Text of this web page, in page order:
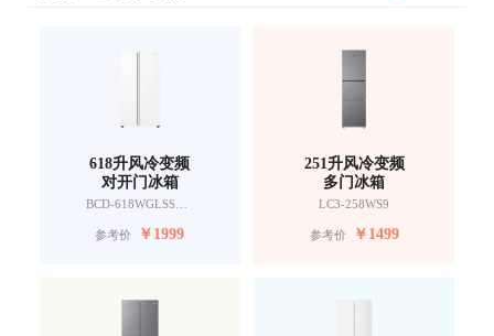
618升风冷变频
对开门冰箱
BCD-618WGLSSEDW9
参考价 ￥1999
251升风冷变频
多门冰箱
LC3-258WS9
参考价 ￥1499